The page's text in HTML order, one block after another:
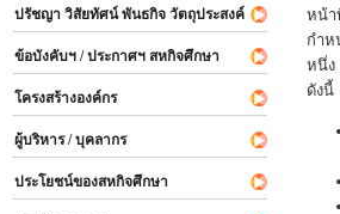
ปรัชญา วิสัยทัศน์ พันธกิจ วัตถุประสงค์
ข้อบังคับฯ / ประกาศฯ สหกิจศึกษา
โครงสร้างองค์กร
ผู้บริหาร / บุคลากร
ประโยชน์ของสหกิจศึกษา
หน้า
กำห
หนึ่ง
ดังนี้